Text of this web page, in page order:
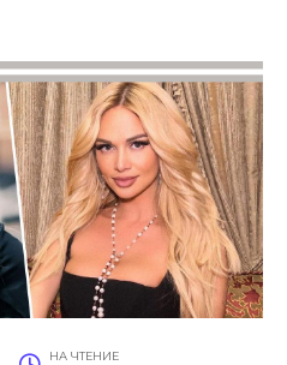
НА ЧТЕНИЕ